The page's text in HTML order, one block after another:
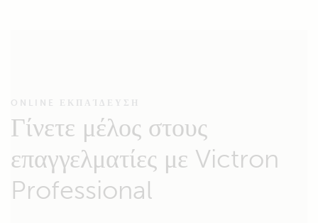
ONLINE ΕΚΠΑΊΔΕΥΣΗ
Γίνετε μέλος στους
επαγγελματίες με Victron
Professional